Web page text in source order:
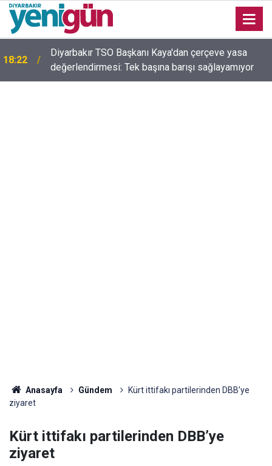
18:22
Diyarbakır TSO Başkanı Kaya'dan çerçeve yasa
değerlendirmesi: Tek başına barışı sağlayamıyor
Anasayfa Gündem
Kürt ittifakı partilerinden DBB’ye
ziyaret
Kürt ittifakı partilerinden DBB’ye
ziyaret